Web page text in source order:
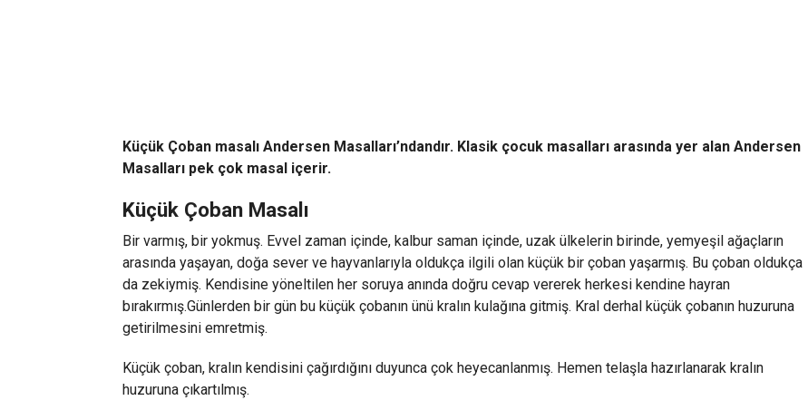
Küçük Çoban masalı Andersen Masalları’ndandır. Klasik çocuk masalları arasında yer alan Andersen
Masalları pek çok masal içerir.
Küçük Çoban Masalı
Bir varmış, bir yokmuş. Evvel zaman içinde, kalbur saman içinde, uzak ülkelerin birinde, yemyeşil ağaçların
arasında yaşayan, doğa sever ve hayvanlarıyla oldukça ilgili olan küçük bir çoban yaşarmış. Bu çoban oldukça
da zekiymiş. Kendisine yöneltilen her soruya anında doğru cevap vererek herkesi kendine hayran
bırakırmış.Günlerden bir gün bu küçük çobanın ünü kralın kulağına gitmiş. Kral derhal küçük çobanın huzuruna
getirilmesini emretmiş.
Küçük çoban, kralın kendisini çağırdığını duyunca çok heyecanlanmış. Hemen telaşla hazırlanarak kralın
huzuruna çıkartılmış.